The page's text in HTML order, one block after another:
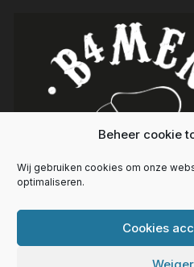
Beheer cookie
Wij gebruiken cookies om onze
optimaliseren.
Cookies